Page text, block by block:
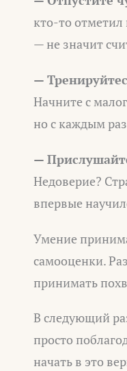
кто-то
— не значит
—
Начните с
но с каждым
—
Недоверие?
впервые
Умение
самооценки.
принимать
В следующий
просто
начать в это